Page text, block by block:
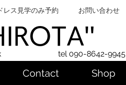
レス見学のみ予約 お問い合わせ
tel 090-8642-9945
Contact Shop